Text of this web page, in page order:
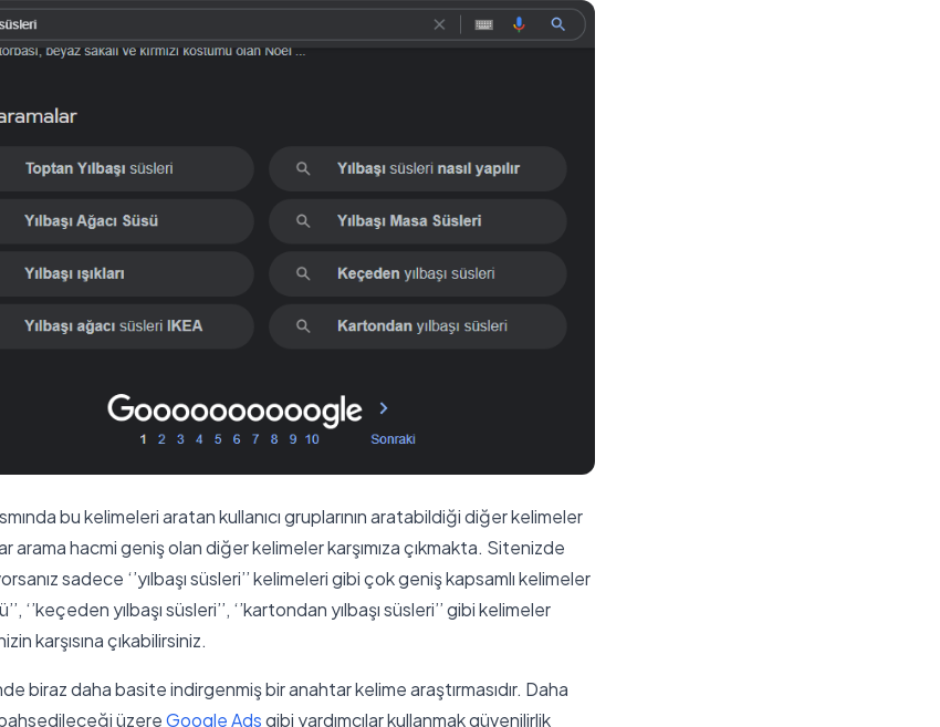
bu kelimeleri aratan kullanıcı gruplarının aratabildiği diğer kelimeler
arama hacmi geniş olan diğer kelimeler karşımıza çıkmakta. Sitenizde
sadece ‘’yılbaşı süsleri’’ kelimeleri gibi çok geniş kapsamlı kelimeler
‘’keçeden yılbaşı süsleri’’, ‘’kartondan yılbaşı süsleri’’ gibi kelimeler
karşısına çıkabilirsiniz.
biraz daha basite indirgenmiş bir anahtar kelime araştırmasıdır. Daha
üzereGoogle Adsgibi yardımcılar kullanmak güvenilirlik